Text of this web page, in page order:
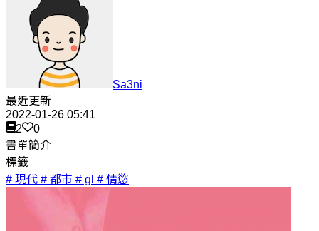
Sa3ni
最近更新
2022-01-26 05:41
2
0
書單簡介
標籤
# 現代 # 都市 # gl # 情慾